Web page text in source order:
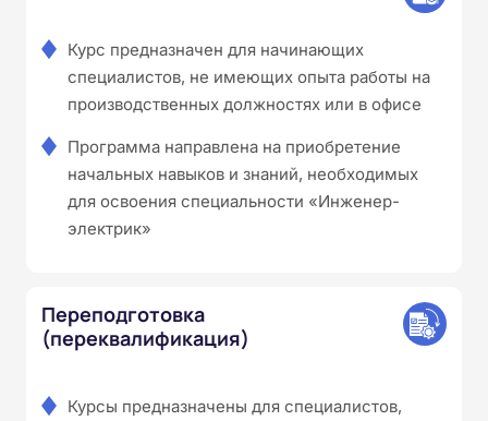
Курс предназначен для начинающих
специалистов, не имеющих опыта работы на
производственных должностях или в офисе
Программа направлена на приобретение
начальных навыков и знаний, необходимых
для освоения специальности «Инженер-
электрик»
Переподготовка
(переквалификация)
Курсы предназначены для специалистов,